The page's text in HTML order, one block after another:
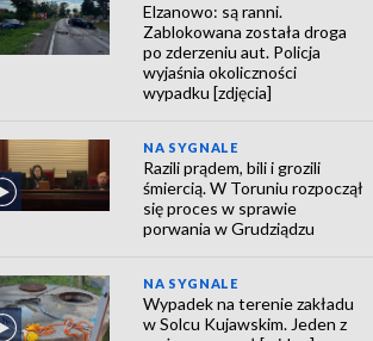
Elzanowo: są ranni.
Zablokowana została droga
po zderzeniu aut. Policja
wyjaśnia okoliczności
wypadku [zdjęcia]
NA SYGNALE
Razili prądem, bili i grozili
śmiercią. W Toruniu rozpoczął
się proces w sprawie
porwania w Grudziądzu
NA SYGNALE
Wypadek na terenie zakładu
w Solcu Kujawskim. Jeden z